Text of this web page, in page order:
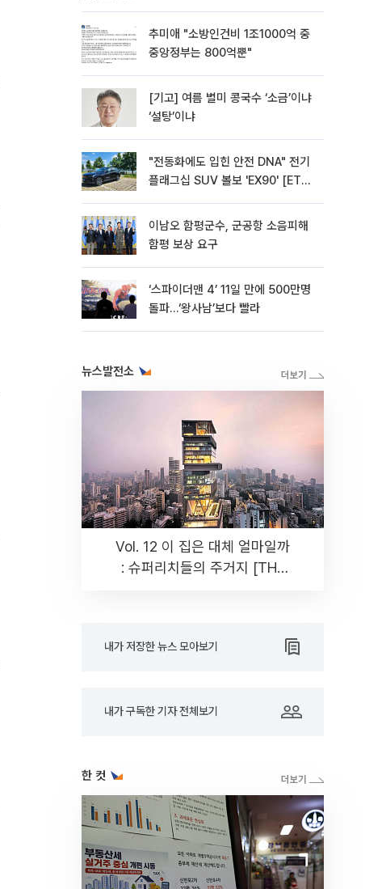
추미애 "소방인건비 1조1000억 중
중앙정부는 800억뿐"
[기고] 여름 별미 콩국수 ‘소금’이냐
‘설탕’이냐
"전동화에도 입힌 안전 DNA" 전기
플래그십 SUV 볼보 'EX90' [ET의
이남오 함평군수, 군공항 소음피해
함평 보상 요구
‘스파이더맨 4’ 11일 만에 500만명
돌파…‘왕사남’보다 빨라
뉴스발전소
Vol. 12 이 집은 대체 얼마일까
: 슈퍼리치들의 주거지 [THE
내가 저장한 뉴스 모아보기
내가 구독한 기자 전체보기
한 컷